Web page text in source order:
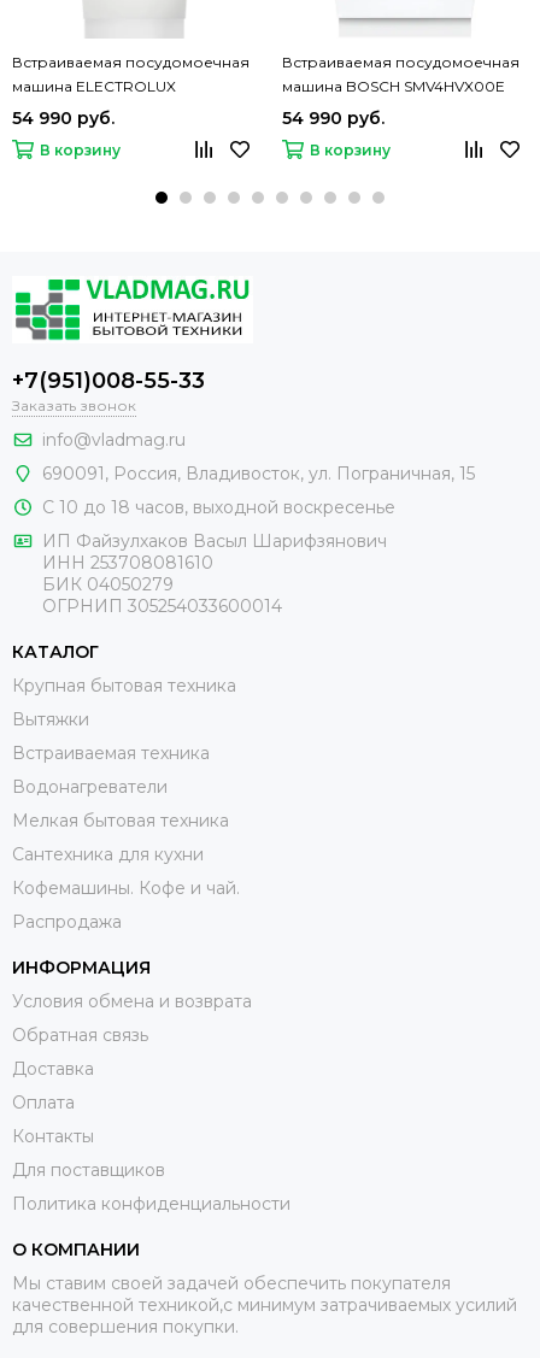
Встраиваемая посудомоечная
машина ELECTROLUX
EEA23210L
54 990 руб.
В корзину
Встраиваемая посудомоечная
машина BOSCH SMV4HVX00E
54 990 руб.
В корзину
+7(951)008-55-33
Заказать звонок
info@vladmag.ru
690091, Россия, Владивосток, ул. Пограничная, 15
С 10 до 18 часов, выходной воскресенье
ИП Файзулхаков Васыл Шарифзянович
ИНН 253708081610
БИК 04050279
ОГРНИП 305254033600014
КАТАЛОГ
Крупная бытовая техника
Вытяжки
Встраиваемая техника
Водонагреватели
Мелкая бытовая техника
Сантехника для кухни
Кофемашины. Кофе и чай.
Распродажа
ИНФОРМАЦИЯ
Условия обмена и возврата
Обратная связь
Доставка
Оплата
Контакты
Для поставщиков
Политика конфиденциальности
О КОМПАНИИ
Мы ставим своей задачей обеспечить покупателя
качественной техникой,с минимум затрачиваемых усилий
для совершения покупки.